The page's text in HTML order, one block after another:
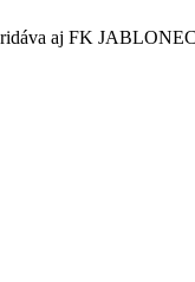
aj FK